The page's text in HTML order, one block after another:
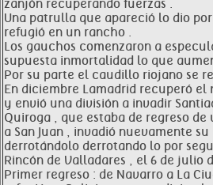
zanjón recuperando fuerzas .
Una patrulla que apareció lo dio
refugió en un rancho .
Los gauchos comenzaron a
supuesta inmortalidad lo que
Por su parte el caudillo riojano se
En diciembre Lamadrid recuperó el
y envió una división a invadir
Quiroga , que estaba de regreso
a San Juan , invadió nuevamente
derrotándolo derrotando lo por
Rincón de Valladares , el 6 de julio
Primer regreso : de Navarro a La